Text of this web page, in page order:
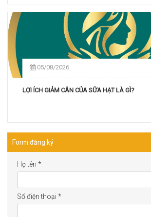
05/08/2026
LỢI ÍCH GIẢM CÂN CỦA SỮA HẠT LÀ GÌ?
Form đăng ký
Họ tên *
Số điện thoại *